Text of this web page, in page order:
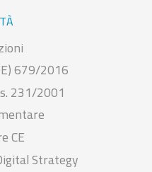
679/2016
231/2001
CE
Strategy